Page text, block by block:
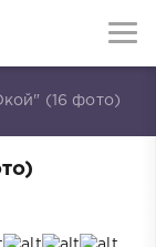
(16 фото)